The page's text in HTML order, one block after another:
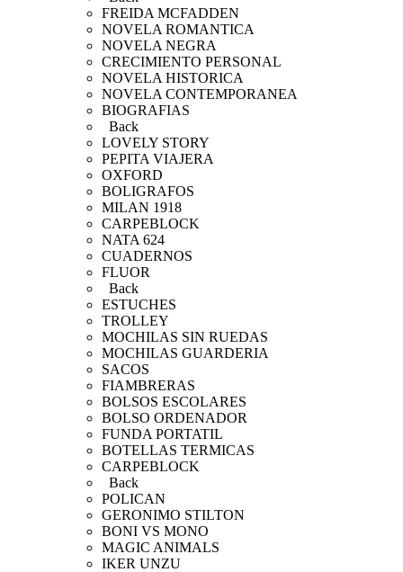
FREIDA MCFADDEN
NOVELA ROMANTICA
NOVELA NEGRA
CRECIMIENTO PERSONAL
NOVELA HISTORICA
NOVELA CONTEMPORANEA
BIOGRAFIAS
Back
LOVELY STORY
PEPITA VIAJERA
OXFORD
BOLIGRAFOS
MILAN 1918
CARPEBLOCK
NATA 624
CUADERNOS
FLUOR
Back
ESTUCHES
TROLLEY
MOCHILAS SIN RUEDAS
MOCHILAS GUARDERIA
SACOS
FIAMBRERAS
BOLSOS ESCOLARES
BOLSO ORDENADOR
FUNDA PORTATIL
BOTELLAS TERMICAS
CARPEBLOCK
Back
POLICAN
GERONIMO STILTON
BONI VS MONO
MAGIC ANIMALS
IKER UNZU